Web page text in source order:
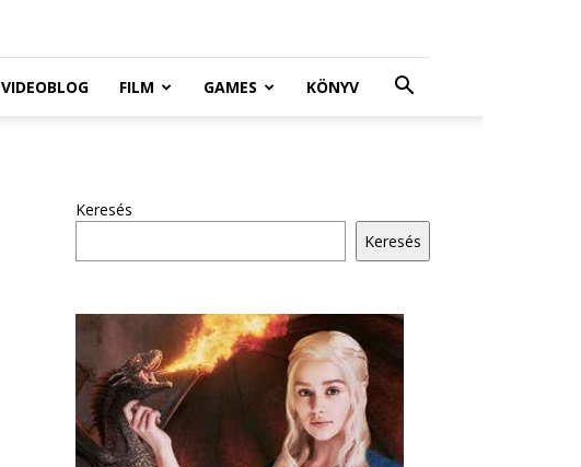
VIDEOBLOG FILM GAMES KÖNYV
Keresés
Keresés